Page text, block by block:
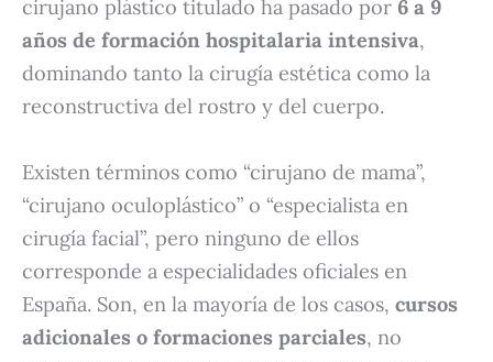
cirujano plástico titulado ha pasado por 6 a 9
años de formación hospitalaria intensiva,
dominando tanto la cirugía estética como la
reconstructiva del rostro y del cuerpo.
Existen términos como “cirujano de mama”,
“cirujano oculoplástico” o “especialista en
cirugía facial”, pero ninguno de ellos
corresponde a especialidades oficiales en
España. Son, en la mayoría de los casos, cursos
adicionales o formaciones parciales, no